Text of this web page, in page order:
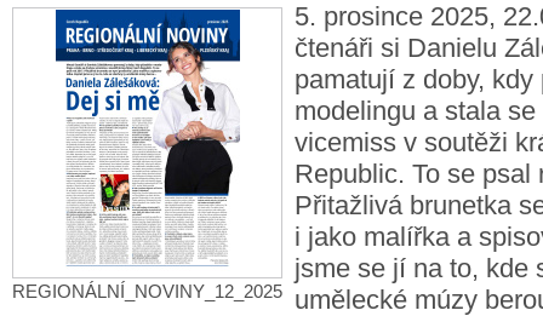
REGIONÁLNÍ_NOVINY_12_2025
5. prosince 2025,
čtenáři si Danielu
pamatují z doby, kdy
modelingu a stala se
vicemiss v soutěži
Republic. To se psal
Přitažlivá brunetka
i jako malířka a
jsme se jí na to, kde
umělecké múzy